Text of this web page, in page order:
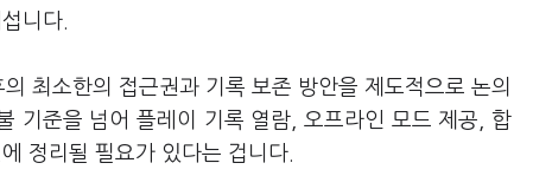
니다.
최소한의 접근권과 기록 보존 방안을 제도적으로 논의
기준을 넘어 플레이 기록 열람, 오프라인 모드 제공, 합
정리될 필요가 있다는 겁니다.